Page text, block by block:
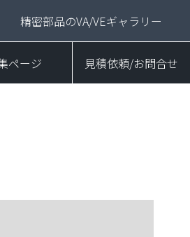
精密部品のVA/VEギャラリー
ページ 見積依頼/お問合せ